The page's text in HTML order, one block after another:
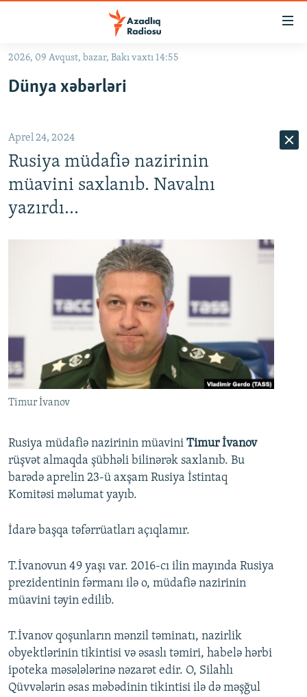
Əsas
qayıt
qayıt
Axtarışa
#İZAHLA
#ƏSLINDƏ
FƏRQƏ BAX
QANUNI DOĞRU
İNFOQRAFIKA
RADIO ARXIV
AZƏRBAYCAN ƏDƏBIYYATI KITABXANASI
İSLAM VƏ DEMOKRATIYA
İZ - MƏDƏNIYYƏT PROQRAMI
HAQQIMIZDA
MISSIYAMIZ
PEŞƏ ETIKASI VƏ JURNALISTIKA STANDARTLARIMIZ
MATERIALLARIMIZDAN ISTIFADƏ
AZADLIQRADIOSU MOBIL TELEFONUNUZDA
XƏBƏR BÜLLETENLƏRIMIZ
RFE/RL-in bütün saytları
2026, 09 Avqust, bazar, Bakı vaxtı 14:55
Dünya xəbərləri
Aprel 24, 2024
Rusiya müdafiə nazirinin
müavini saxlanıb. Navalnı
yazırdı...
Timur İvanov
Rusiya müdafiə nazirinin müavini Timur İvanov
rüşvət almaqda şübhəli bilinərək saxlanıb. Bu
barədə aprelin 23-ü axşam Rusiya İstintaq
Komitəsi məlumat yayıb.
İdarə başqa təfərrüatları açıqlamır.
T.İvanovun 49 yaşı var. 2016-cı ilin mayında Rusiya
prezidentinin fərmanı ilə o, müdafiə nazirinin
müavini təyin edilib.
T.İvanov qoşunların mənzil təminatı, nazirlik
obyektlərinin tikintisi və əsaslı təmiri, habelə hərbi
ipoteka məsələlərinə nəzarət edir. O, Silahlı
Qüvvələrin əsas məbədinin tikintisi ilə də məşğul